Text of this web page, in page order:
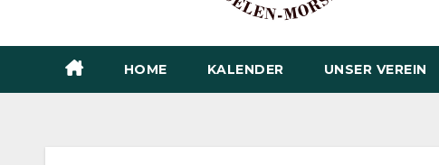
HOME KALENDER UNSER VEREIN